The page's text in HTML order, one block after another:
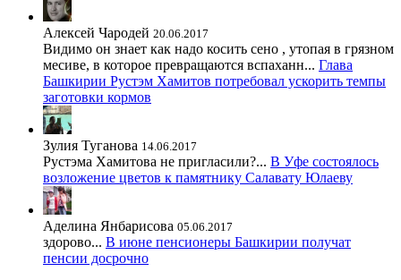
Алексей Чародей 20.06.2017
Видимо он знает как надо косить сено , утопая в грязном
месиве, в которое превращаются вспаханн... Глава
Башкирии Рустэм Хамитов потребовал ускорить темпы
заготовки кормов
Зулия Туганова 14.06.2017
Рустэма Хамитова не пригласили?... В Уфе состоялось
возложение цветов к памятнику Салавату Юлаеву
Аделина Янбарисова 05.06.2017
здорово... В июне пенсионеры Башкирии получат
пенсии досрочно